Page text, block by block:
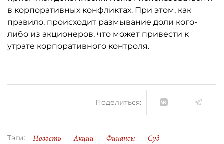
в корпоративных конфликтах. При этом, как
правило, происходит размывание доли кого-
либо из акционеров, что может привести к
утрате корпоративного контроля.
Поделиться:
Тэги: Новость Акции Финансы
Суд